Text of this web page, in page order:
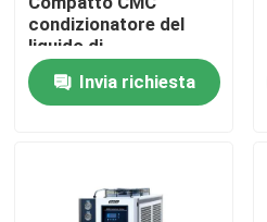
Chi Siamo
Controllo della qualità
condizionatore del
liquido di
raffreddamento
Invia richiesta